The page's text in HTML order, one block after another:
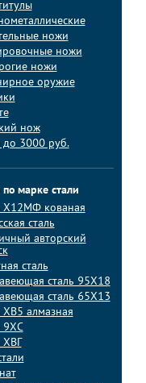
ножи
ножи
ножи
оружие
нож
до 3000 руб.
марке стали
Х12МФ кованая
сталь
авторский
сталь
сталь 95Х18
сталь 65Х13
ХВ5 алмазная
9ХС